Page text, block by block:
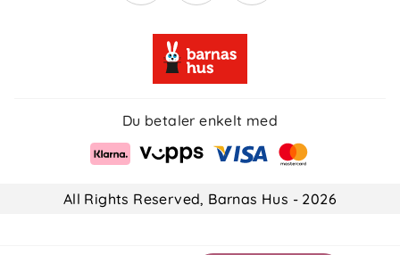
Du betaler enkelt med
All Rights Reserved, Barnas Hus - 2026